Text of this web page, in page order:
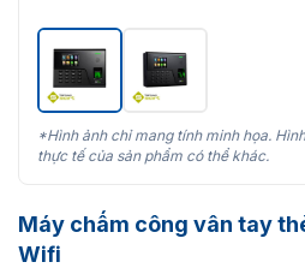
*Hình ảnh chỉ mang tính minh họa.
thực tế của sản phẩm có thể khác.
Máy chấm công vân tay
Wifi